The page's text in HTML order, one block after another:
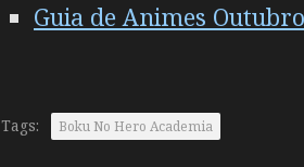
Guia de Animes
Tags: Boku No Hero Academia